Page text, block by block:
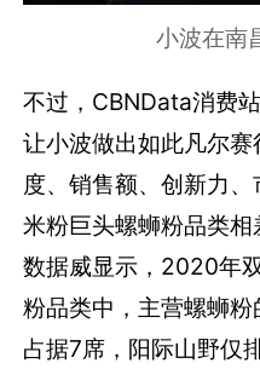
小波在南
不过，CBNData消费
让小波做出如此凡尔
度、销售额、创新力
米粉巨头螺蛳粉品类相
数据威显示，2020年
粉品类中，主营螺蛳
占据7席，阳际山野仅